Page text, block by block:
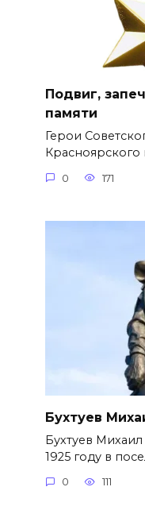
Подвиг,
памяти
Герои
0 171
Бухтуев
Бухтуев
1925 году в
0 111